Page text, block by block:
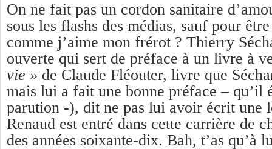
On ne fait pas un cordon sanitaire
sous les flashs des médias, sauf pour
comme j’aime mon frérot ? Thierry
ouverte qui sert de préface à un livre à
vie » de Claude Fléouter, livre que
mais lui a fait une bonne préface – qu’il
parution -), dit ne pas lui avoir écrit une
Renaud est entré dans cette carrière de
des années soixante-dix. Bah, t’as qu’à